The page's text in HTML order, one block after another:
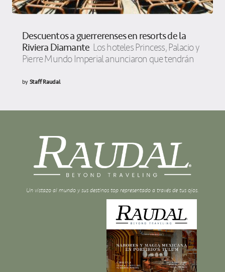
Descuentos a guerrerenses en resorts de la
Riviera Diamante Los hoteles Princess, Palacio y
Pierre Mundo Imperial anunciaron que tendrán
byStaff Raudal
Un vistazo al mundo y sus destinos top representado a través de tus ojos.